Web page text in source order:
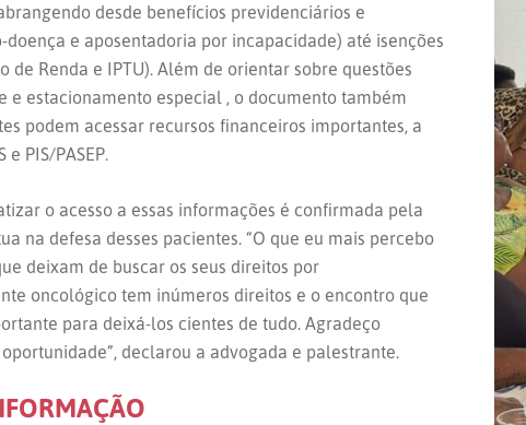
desde benefícios previdenciários e
e aposentadoria por incapacidade) até isenções
de Renda e IPTU). Além de orientar sobre questões
e estacionamento especial , o documento também
podem acessar recursos financeiros importantes, a
PIS/PASEP.
o acesso a essas informações é confirmada pela
na defesa desses pacientes. “O que eu mais percebo
deixam de buscar os seus direitos por
oncológico tem inúmeros direitos e o encontro que
para deixá-los cientes de tudo. Agradeço
declarou a advogada e palestrante.